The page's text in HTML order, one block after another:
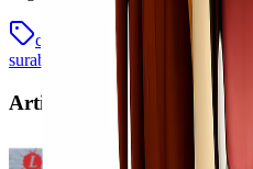
cargo murah jasa trucking
surabaya jakarta
Artikel Terkait